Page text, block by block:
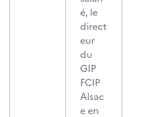
é, le
direct
eur
du
GIP
FCIP
Alsac
e en